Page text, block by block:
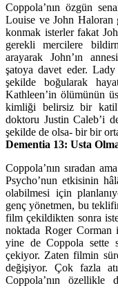
Coppola’nın özgün
Louise ve John Haloran
konmak isterler fakat
gerekli mercilere
arayarak John’ın
şatoya davet eder.
şekilde boğularak
Kathleen’in ölümünün
kimliği belirsiz bir katil
doktoru Justin Caleb’i
şekilde de olsa- bir bir
Dementia 13: Usta
Coppola’nın sıradan
Psycho’nun etkisinin
olabilmesi için
genç yönetmen, bu
film çekildikten sonra
noktada Roger Corman
yine de Coppola sette
çekiyor. Zaten filmin
değişiyor. Çok fazla
Coppola’nın özellikle